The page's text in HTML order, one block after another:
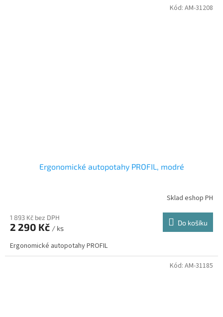
Ergonomické autopotahy PROFIL, modré
Sklad eshop PH
1 893 Kč bez DPH
2 290 Kč / ks
Do košíku
Ergonomické autopotahy PROFIL
Kód: AM-31208
Kód: AM-31185